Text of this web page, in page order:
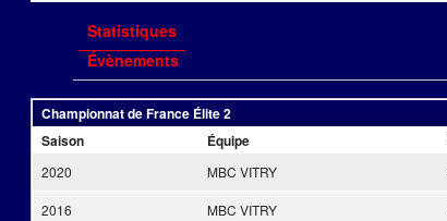
Statistiques
Évènements
Championnat de France Élite 2
Saison
Équipe
2020 MBC VITRY
2016 MBC VITRY